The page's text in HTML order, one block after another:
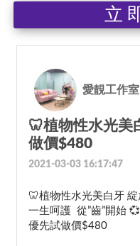
立
愛靚工作室
🦷植物性水光美
做價$480
2021-03-03 16:17:47
🦷植物性水光美白牙
一生呵護  從”齒”開始 💞
優先試做價$480